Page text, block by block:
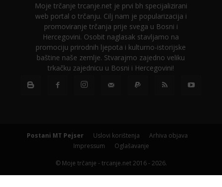
Moje trčanje trcanje.net je prvi bh specijalizirani
web portal o trčanju. Cilj nam je popularizacija i
promoviranje trčanja prije svega u Bosni i
Hercegovini. Osobit naglasak stavljamo na
promociju prirodnih ljepota i kulturno-istorijske
baštine naše zemlje. Stvarajmo zajedno veliku
trkačku zajednicu u Bosni i Hercegovini!
Postani MT Pejser Uslovi korištenja
Arhiva objava
Impressum
Oglašavanje
© Moje trčanje - trcanje.net 2016 - 2026.